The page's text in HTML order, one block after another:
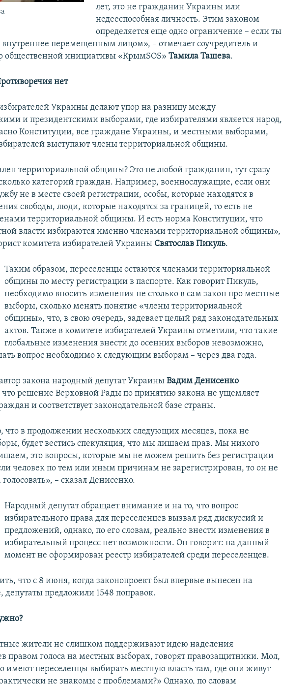
лет, это не гражданин Украины или
недееспособная личность. Этим законом
определяется еще одно ограничение – если ты
перемещенным лицом», – отмечает соучредитель и
общественной инициативы «КрымSOS»Тамила Ташева.
нет
Украины делают упор на разницу между
и президентскими выборами, где избирателями является народ,
Конституции, все граждане Украины, и местными выборами,
выступают члены территориальной общины.
территориальной общины? Это не любой гражданин, тут сразу
категорий граждан. Например, военнослужащие, если они
не в месте своей регистрации, особы, которые находятся в
свободы, люди, которые находятся за границей, то есть не
территориальной общины. И есть норма Конституции, что
власти избираются именно членами территориальной общины»,
комитета избирателей Украины Святослав Пикуль.
Таким образом, переселенцы остаются членами территориальной
общины по месту регистрации в паспорте. Как говорит Пикуль,
необходимо вносить изменения не столько в сам закон про местные
выборы, сколько менять понятие «члены территориальной
общины», что, в свою очередь, задевает целый ряд законодательных
актов. Также в комитете избирателей Украины отметили, что такие
глобальные изменения внести до осенних выборов невозможно,
вопрос необходимо к следующим выборам – через два года.
закона народный депутат УкраиныВадим Денисенко
что решение Верховной Рады по принятию закона не ущемляет
и соответствует законодательной базе страны.
в продолжении нескольких следующих месяцев, пока не
будет вестись спекуляция, что мы лишаем прав. Мы никого
это вопросы, которые мы не можем решить без регистрации
человек по тем или иным причинам не зарегистрирован, то он не
– сказал Денисенко.
Народный депутат обращает внимание и на то, что вопрос
избирательного права для переселенцев вызвал ряд дискуссий и
предложений, однако, по его словам, реально внести изменения в
избирательный процесс нет возможности. Он говорит: на данный
момент не сформирован реестр избирателей среди переселенцев.
что с 8 июня, когда законопроект был впервые вынесен на
депутаты предложили 1548 поправок.
жители не слишком поддерживают идею наделения
правом голоса на местных выборах, говорят правозащитники. Мол,
имеют переселенцы выбирать местную власть там, где они живут
не знакомы с проблемами?» Однако, по словам